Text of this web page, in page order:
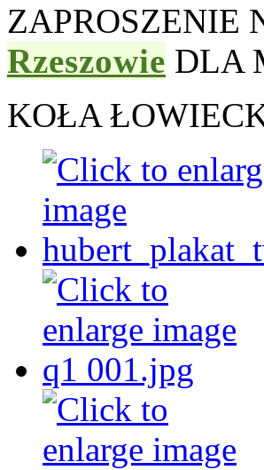
ZAPROSZENIE
Rzeszowie DLA
KOŁA